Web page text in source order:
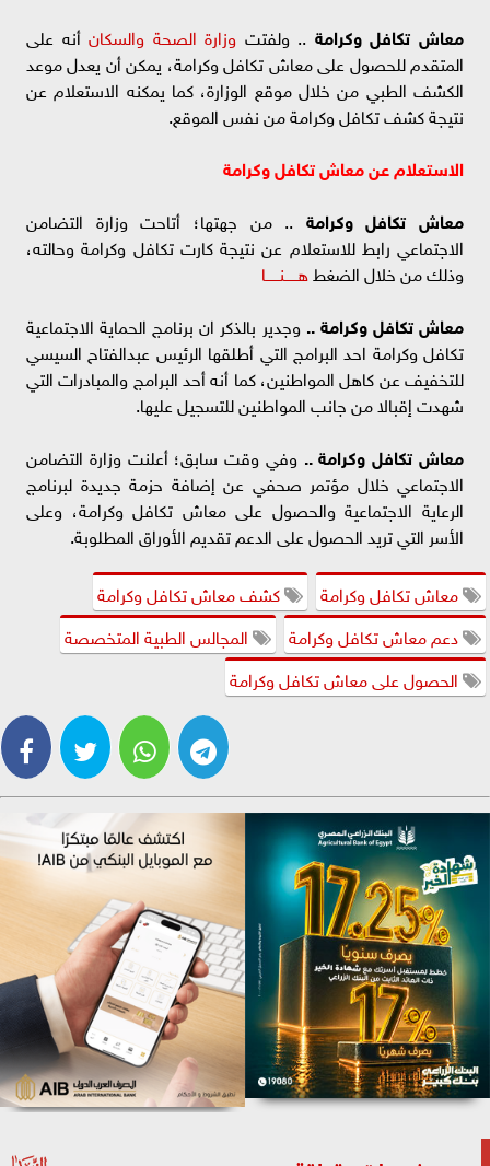
معاش تكافل وكرامة .. ولفتت وزارة الصحة والسكانأنه على
المتقدم للحصول على معاش تكافل وكرامة، يمكن أن يعدل موعد
الكشف الطبي من خلال موقع الوزارة، كما يمكنه الاستعلام عن
نتيجة كشف تكافل وكرامة من نفس الموقع.
الاستعلام عن معاش تكافل وكرامة
معاش تكافل وكرامة .. من جهتها؛ أتاحت وزارة التضامن
الاجتماعي رابط للاستعلام عن نتيجة كارت تكافل وكرامة وحالته،
وذلك من خلال الضغطهــــــنــــــا
معاش تكافل وكرامة ..وجدير بالذكر ان برنامج الحماية الاجتماعية
تكافل وكرامة احد البرامج التي أطلقها الرئيس عبدالفتاح السيسي
للتخفيف عن كاهل المواطنين، كما أنه أحد البرامج والمبادرات التي
شهدت إقبالا من جانب المواطنين للتسجيل عليها.
معاش تكافل وكرامة ..وفي وقت سابق؛ أعلنت وزارة التضامن
الاجتماعي خلال مؤتمر صحفي عن إضافة حزمة جديدة لبرنامج
الرعاية الاجتماعية والحصول على معاش تكافل وكرامة، وعلى
الأسر التي تريد الحصول على الدعم تقديم الأوراق المطلوبة.
معاش تكافل وكرامة
كشف معاش تكافل وكرامة
دعم معاش تكافل وكرامة
المجالس الطبية المتخصصة
الحصول على معاش تكافل وكرامة